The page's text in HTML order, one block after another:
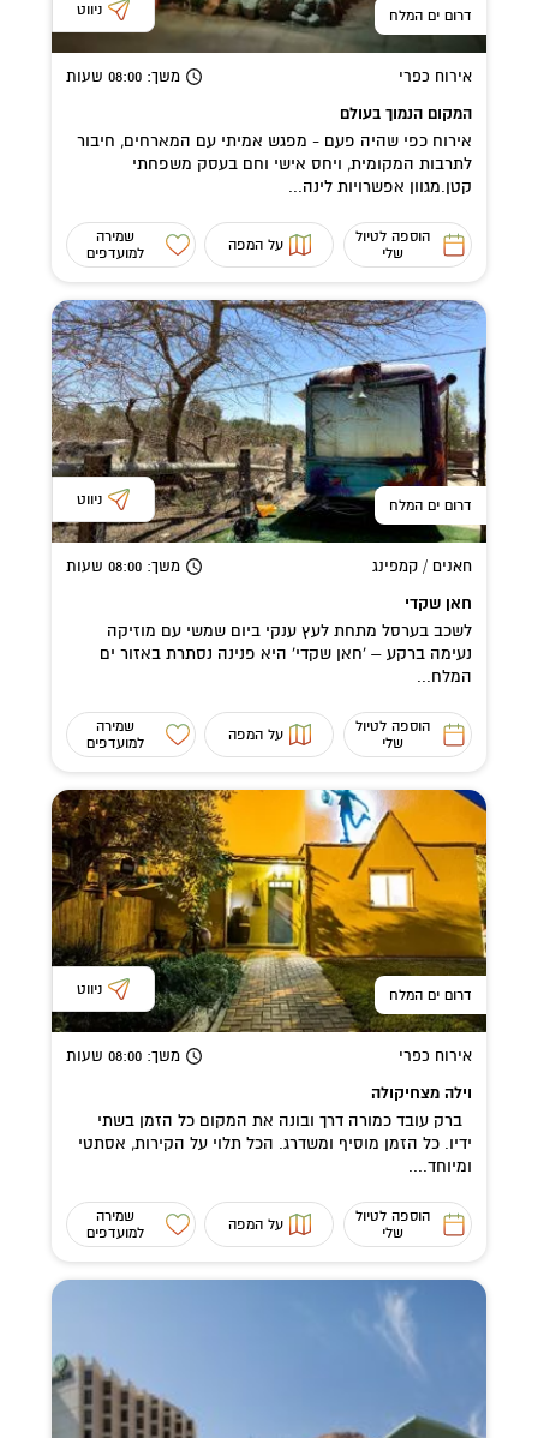
דרום ים המלח ניווט
אירוח כפרי משך: 08:00 שעות
המקום הנמוך בעולם
אירוח כפי שהיה פעם - מפגש אמיתי עם המארחים, חיבור
לתרבות המקומית, ויחס אישי וחם בעסק משפחתי
קטן.מגוון אפשרויות לינה...
הוספה לטיול
שלי
על המפה
שמירה
למועדפים
דרום ים המלח ניווט
חאנים / קמפינג משך: 08:00 שעות
חאן שקדי
לשכב בערסל מתחת לעץ ענקי ביום שמשי עם מוזיקה
נעימה ברקע – 'חאן שקדי' היא פנינה נסתרת באזור ים
המלח...
הוספה לטיול
שלי
על המפה
שמירה
למועדפים
דרום ים המלח ניווט
אירוח כפרי משך: 08:00 שעות
וילה מצחיקולה
ברק עובד כמורה דרך ובונה את המקום כל הזמן בשתי
ידיו. כל הזמן מוסיף ומשדרג. הכל תלוי על הקירות, אסתטי
ומיוחד....
הוספה לטיול
שלי
על המפה
שמירה
למועדפים